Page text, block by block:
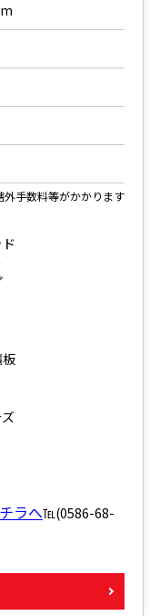
手数料等がかかります
ラへ℡(0586-68-